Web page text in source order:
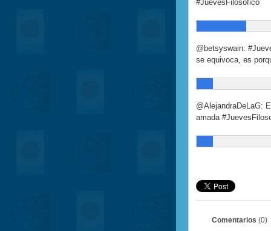
#JuevesFilosofico
@betsyswain:
se equivoca, es
@AlejandraDeLaG:
amada
Comentarios (0)